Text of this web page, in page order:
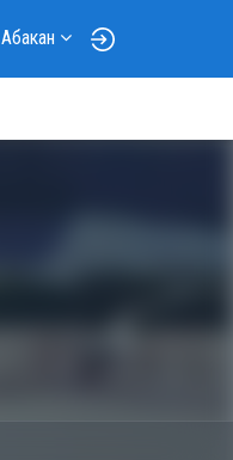
Абакан